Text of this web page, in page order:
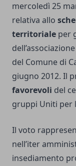
mercoledì 25
relativa allo
territoriale per
del Comune di
giugno 2012. Il
favorevoli del
gruppi Uniti per
Il voto
nell’iter
insediamento